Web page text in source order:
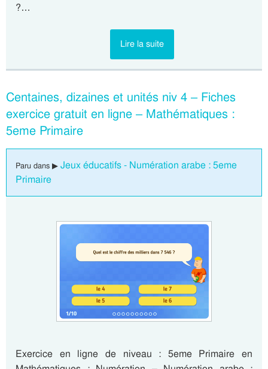
?…
Lire la suite
Centaines, dizaines et unités niv 4 – Fiches
exercice gratuit en ligne – Mathématiques :
5eme Primaire
Paru dans ▶ Jeux éducatifs - Numération arabe : 5eme
Primaire
Exercice en ligne de niveau : 5eme Primaire en